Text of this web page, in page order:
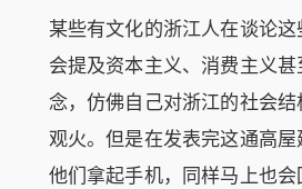
某些有文化的浙江人在谈论
会提及资本主义、消费主义
念，仿佛自己对浙江的社会
观火。但是在发表完这通高
他们拿起手机，同样马上也